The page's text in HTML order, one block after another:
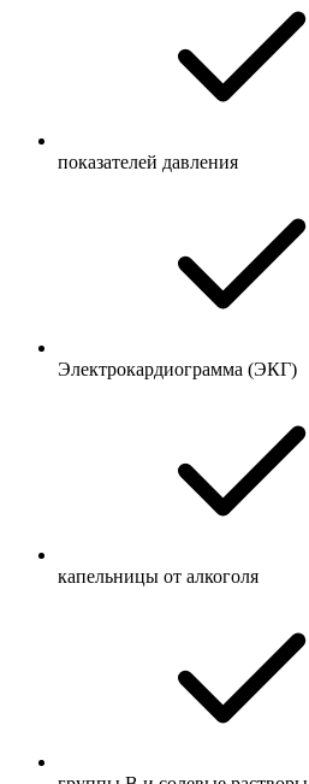
показателей давления
Электрокардиограмма (ЭКГ)
капельницы от алкоголя